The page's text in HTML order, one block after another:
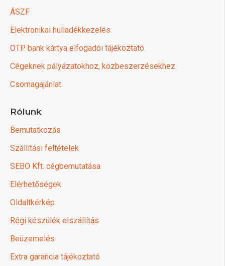
ÁSZF
Elektronikai hulladékkezelés
OTP bank kártya elfogadói tájékoztató
Cégeknek pályázatokhoz, közbeszerzésekhez
Csomagajánlat
Rólunk
Bemutatkozás
Szállítási feltételek
SEBO Kft. cégbemutatása
Elérhetőségek
Oldaltkérkép
Régi készülék elszállítás
Beüzemelés
Extra garancia tájékoztató